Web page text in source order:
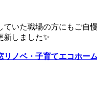
ていた職場の方にもご自
新しました✨
ノベ・子育てエコホー